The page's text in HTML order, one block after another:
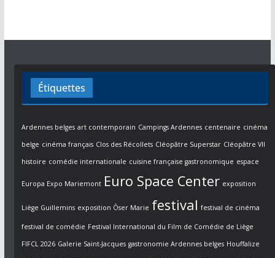
Étiquettes
Ardennes belges art contemporain Campings Ardennes centenaire cinéma
belge cinéma français Clos des Récollets Cléopâtre Superstar Cléopâtre VII
histoire comédie internationale cuisine française gastronomique espace
Europa Expo Mariemont Euro Space Center exposition
Liège Guillemins exposition Ôser Marie festival festival de cinéma
festival de comédie Festival International du Film de Comédie de Liège
FIFCL 2026 Galerie Saint-Jacques gastronomie Ardennes belges Houffalize